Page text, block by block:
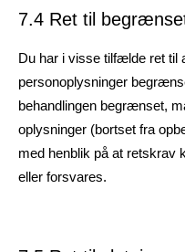
7.4 Ret til
Du har i visse tilfælde ret til
personoplysninger
behandlingen begrænset,
oplysninger (bortset fra
med henblik på at
eller forsvares.